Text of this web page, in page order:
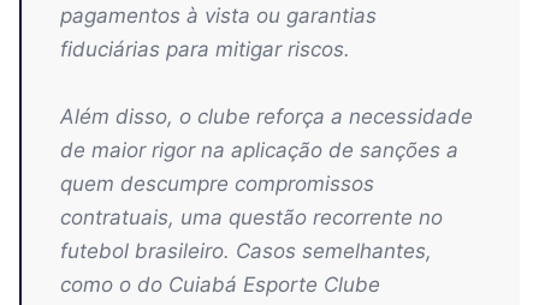
pagamentos à vista ou garantias
fiduciárias para mitigar riscos.
Além disso, o clube reforça a necessidade
de maior rigor na aplicação de sanções a
quem descumpre compromissos
contratuais, uma questão recorrente no
futebol brasileiro. Casos semelhantes,
como o do Cuiabá Esporte Clube